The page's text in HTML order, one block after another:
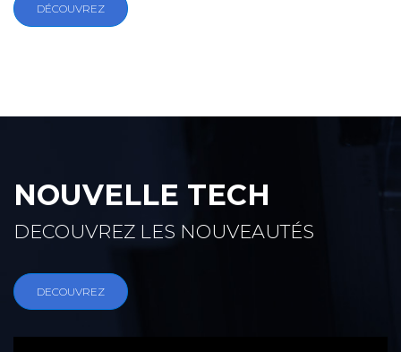
DÉCOUVREZ
NOUVELLE TECH
DECOUVREZ LES NOUVEAUTÉS
DECOUVREZ